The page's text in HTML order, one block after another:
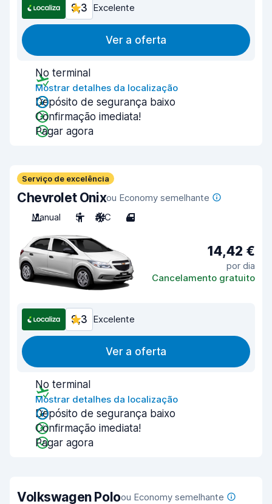
9,3 Excelente
Ver a oferta
No terminal
Mostrar detalhes da localização
Depósito de segurança baixo
Confirmação imediata!
Pagar agora
Serviço de excelência
Chevrolet Onixou Economy semelhante
Manual
5 A/C 4
14,42 €
por dia
Cancelamento gratuito
9,3 Excelente
Ver a oferta
No terminal
Mostrar detalhes da localização
Depósito de segurança baixo
Confirmação imediata!
Pagar agora
Volkswagen Poloou Economy semelhante